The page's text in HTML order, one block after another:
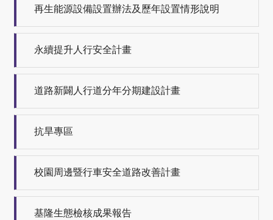
再生能源設備設置辦法及歷年設置情形說明
永續提升人行安全計畫
道路新闢人行道分年分期建設計畫
抗旱專區
校園周邊暨行車安全道路改善計畫
基隆生態檢核成果報告